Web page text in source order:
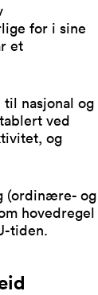
for i sine
et
nasjonal og
ved
og
(ordinære- og
hovedregel
tiden.